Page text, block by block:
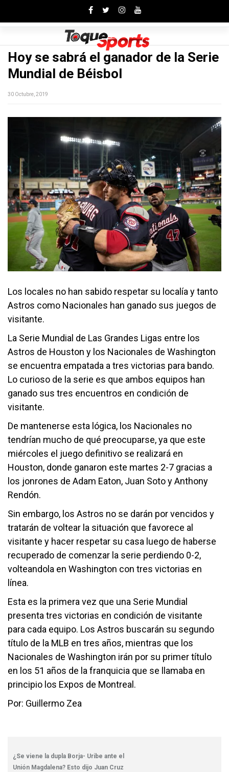
Hoy se sabrá el ganador de la Serie
Mundial de Béisbol
30 Octubre, 2019
Los locales no han sabido respetar su localía y tanto
Astros como Nacionales han ganado sus juegos de
visitante.
La Serie Mundial de Las Grandes Ligas entre los
Astros de Houston y los Nacionales de Washington
se encuentra empatada a tres victorias para bando.
Lo curioso de la serie es que ambos equipos han
ganado sus tres encuentros en condición de
visitante.
De mantenerse esta lógica, los Nacionales no
tendrían mucho de qué preocuparse, ya que este
miércoles el juego definitivo se realizará en
Houston, donde ganaron este martes 2-7 gracias a
los jonrones de Adam Eaton, Juan Soto y Anthony
Rendón.
Sin embargo, los Astros no se darán por vencidos y
tratarán de voltear la situación que favorece al
visitante y hacer respetar su casa luego de haberse
recuperado de comenzar la serie perdiendo 0-2,
volteandola en Washington con tres victorias en
línea.
Esta es la primera vez que una Serie Mundial
presenta tres victorias en condición de visitante
para cada equipo. Los Astros buscarán su segundo
título de la MLB en tres años, mientras que los
Nacionales de Washington irán por su primer título
en los 51 años de la franquicia que se llamaba en
principio los Expos de Montreal.
Por: Guillermo Zea
¿Se viene la dupla Borja- Uribe ante el
Unión Magdalena? Esto dijo Juan Cruz